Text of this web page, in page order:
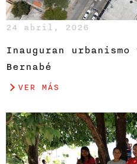
Inauguran
Bernabé
24 abril, 2026
VER MÁS